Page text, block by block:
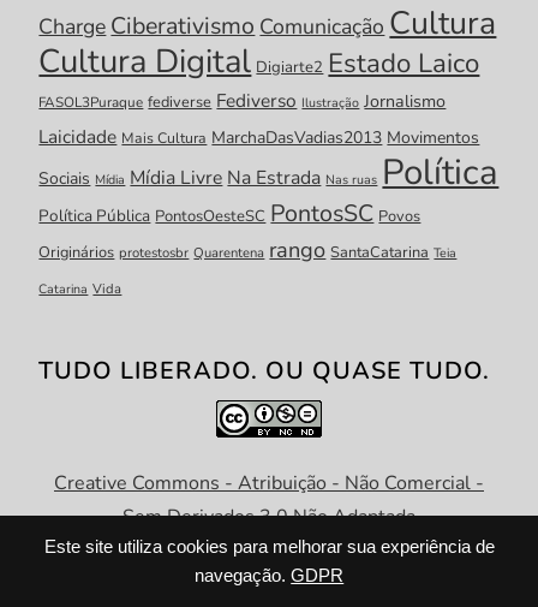
Este site utiliza cookies para melhorar sua experiência de
navegação. GDPR
Charge Ciberativismo Comunicação Cultura
Cultura Digital Digiarte2 Estado Laico
FASOL3Puraque fediverse Fediverso Ilustração Jornalismo
Laicidade Mais Cultura MarchaDasVadias2013 Movimentos
Sociais Mídia Mídia Livre Na Estrada Nas ruas Política
Política Pública PontosOesteSC PontosSC Povos
Originários protestosbr Quarentena rango SantaCatarina Teia
Catarina Vida
TUDO LIBERADO. OU QUASE TUDO.
Creative Commons - Atribuição - Não Comercial -
Sem Derivados 3.0 Não Adaptada